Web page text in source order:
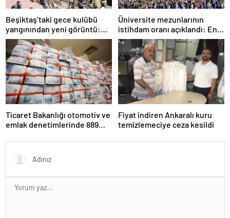
Beşiktaş’taki gece kulübü
yangınından yeni görüntü:
İşçiler çalışırken duman sardı
Üniversite mezunlarının
istihdam oranı açıklandı: En
fazla iş özel eğitim
öğretmenliğinde
Ticaret Bakanlığı otomotiv ve
emlak denetimlerinde 889
Fiyat indiren Ankaralı kuru
temizlemeciye ceza kesildi